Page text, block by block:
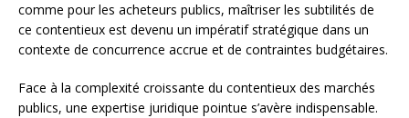
comme pour les acheteurs publics, maîtriser les subtilités de
ce contentieux est devenu un impératif stratégique dans un
contexte de concurrence accrue et de contraintes budgétaires.
Face à la complexité croissante du contentieux des marchés
publics, une expertise juridique pointue s’avère indispensable.